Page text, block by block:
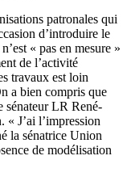
patronales qui
d’introduire le
« pas en mesure »
de l’activité
travaux est loin
a bien compris que
sénateur LR René-
J’ai l’impression
la sénatrice Union
de modélisation